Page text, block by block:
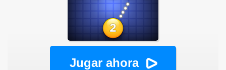
Jugar ahora